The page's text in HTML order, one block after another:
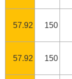
57.92 150
57.92 150